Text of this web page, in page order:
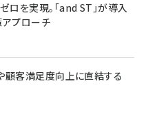
を実現。「and ST」が導入
プローチ
顧客満足度向上に直結する